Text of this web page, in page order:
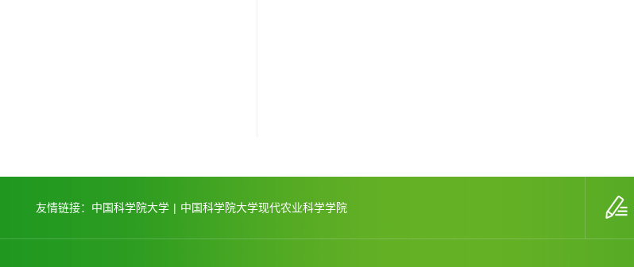
友情链接： 中国科学院大学 | 中国科学院大学现代农业科学学院